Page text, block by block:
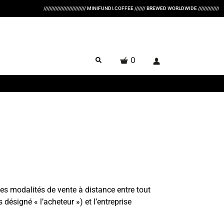
//////////////////////////// MINIFUNDI.COFFEE /////// BREWED WORLDWIDE ////////////////////////////
0
modalités de vente à distance entre tout
« l’acheteur ») et l’entreprise